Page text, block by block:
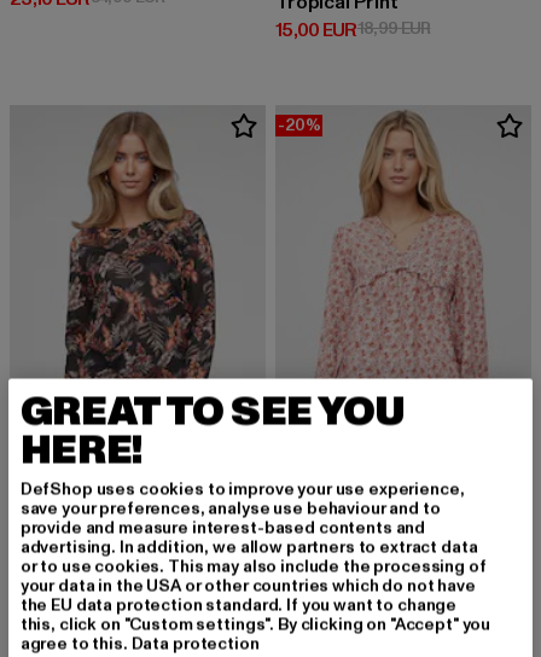
15,00 EUR
Derzeitiger Preis: 15,00 EUR
18,99 EURAktionspreis:
CLOUD5IVE
FLOWER PRINT
19,99 EUR
Derzeitiger Preis: 19,99 EUR
-20%
CLOUD5IVE
Rüschendetails
19,99 EUR
Derzeitiger Preis: 19,99 EUR
24,99 EURAktionspreis:
-60% -24%
GREAT TO SEE YOU
HERE!
DefShop uses cookies to improve your use experience,
save your preferences, analyse use behaviour and to
provide and measure interest-based contents and
advertising. In addition, we allow partners to extract data
or to use cookies. This may also include the processing of
your data in the USA or other countries which do not have
the EU data protection standard. If you want to change
this, click on "Custom settings". By clicking on "Accept" you
agree to this. Data protection